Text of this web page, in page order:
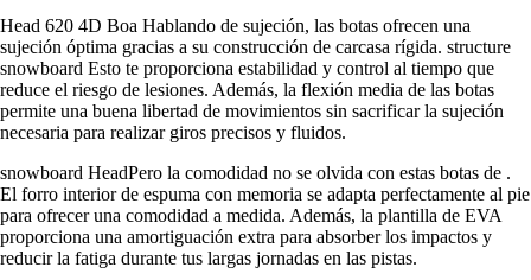
Head 620 4D Boa Hablando de sujeción, las botas ofrecen una
sujeción óptima gracias a su construcción de carcasa rígida. structure
snowboard Esto te proporciona estabilidad y control al tiempo que
reduce el riesgo de lesiones. Además, la flexión media de las botas
permite una buena libertad de movimientos sin sacrificar la sujeción
necesaria para realizar giros precisos y fluidos.
snowboard HeadPero la comodidad no se olvida con estas botas de .
El forro interior de espuma con memoria se adapta perfectamente al pie
para ofrecer una comodidad a medida. Además, la plantilla de EVA
proporciona una amortiguación extra para absorber los impactos y
reducir la fatiga durante tus largas jornadas en las pistas.